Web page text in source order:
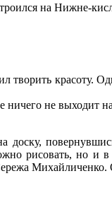
на Нижне-
красоту.
ничего не выходит на
рисовать, но и